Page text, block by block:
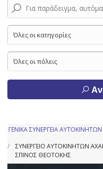
ΓΕΝΙΚΑ ΣΥΝΕΡΓΕΙΑ ΑΥΤΟΚΙΝΗΤΩΝ
ΣΥΝΕΡΓΕΙΟ ΑΥΤΟΚΙΝΗΤΩΝ
ΣΠΙΝΟΣ ΘΕΟΤΟΚΗΣ